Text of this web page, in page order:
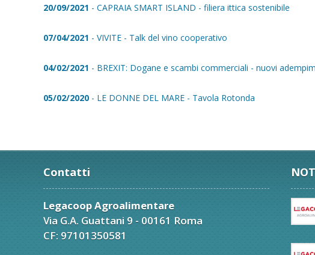
20/09/2021 - CAPRAIA SMART ISLAND - filiera ittica sostenibile
07/04/2021 - VIVITE - Talk del vino cooperativo
04/02/2021 - BREXIT: Dogane e scambi commerciali - nuovi
05/02/2020 - LE DONNE DEL MARE - Tavola Rotonda
Contatti
Legacoop Agroalimentare
Via G.A. Guattani 9 - 00161 Roma
CF: 97101350581